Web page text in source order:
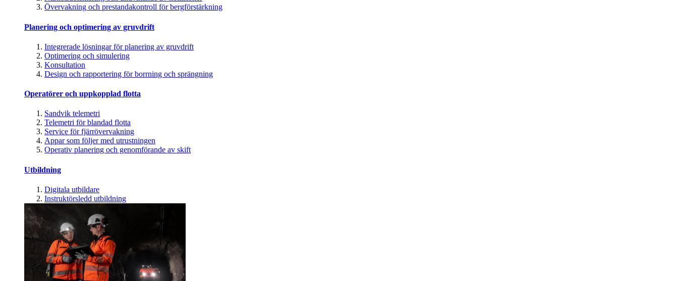
Övervakning och prestandakontroll för bergförstärkning
Planering och optimering av gruvdrift
Integrerade lösningar för planering av gruvdrift
Optimering och simulering
Konsultation
Design och rapportering för borrning och sprängning
Operatörer och uppkopplad flotta
Sandvik telemetri
Telemetri för blandad flotta
Service för fjärrövervakning
Appar som följer med utrustningen
Operativ planering och genomförande av skift
Utbildning
Digitala utbildare
Instruktörsledd utbildning